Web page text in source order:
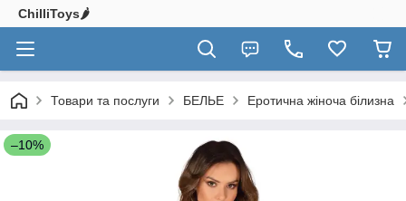
ChilliToys🌶️
Товари та послуги БЕЛЬЕ Еротична жіноча білизна
–10%